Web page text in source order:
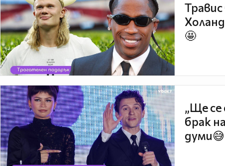
🤩
„Ще
брак
думи😅